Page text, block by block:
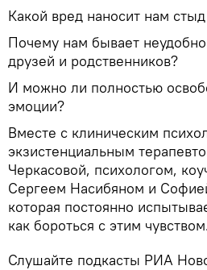
Какой вред наносит нам
Почему нам бывает
друзей и родственников?
И можно ли полностью
эмоции?
Вместе с клиническим
экзистенциальным
Черкасовой, психологом,
Сергеем Насибяном и
которая постоянно
как бороться с этим
Слушайте подкасты РИА